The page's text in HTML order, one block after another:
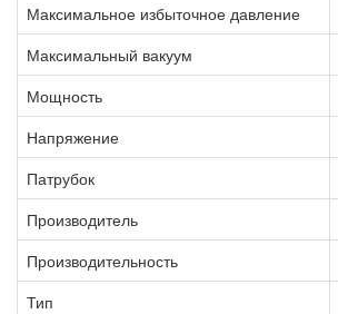
Максимальное избыточное давление
Максимальный вакуум
Мощность
Напряжение
Патрубок
Производитель
Производительность
Тип